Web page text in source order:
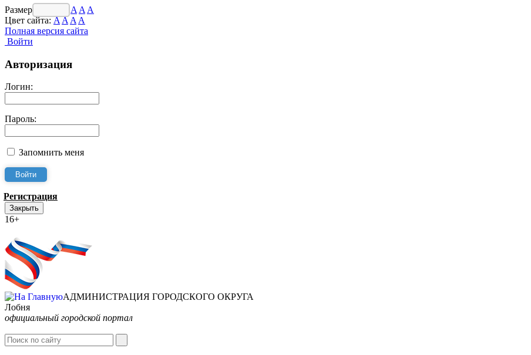
Размер шрифта: A A A
Цвет сайта:AA A A
Полная версия сайта
Войти
Авторизация
Логин:
Пароль:
Запомнить меня
Регистрация
Закрыть
16+
АДМИНИСТРАЦИЯ ГОРОДСКОГО ОКРУГА
Лобня
официальный городской портал